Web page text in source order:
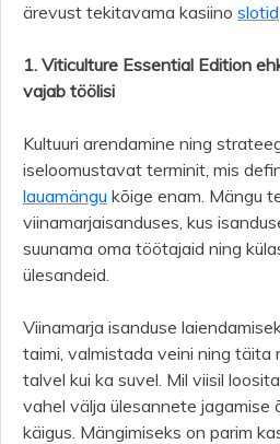
ärevust tekitavama kasiino slotid
1. Viticulture Essential Edition
vajab töölisi
Kultuuri arendamine ning
iseloomustavat terminit, mis
lauamängu kõige enam. Mängu
viinamarjaisanduses, kus
suunama oma töötajaid ning
ülesandeid.
Viinamarja isanduse
taimi, valmistada veini ning täita
talvel kui ka suvel. Mil viisil
vahel välja ülesannete jagamise
käigus. Mängimiseks on parim